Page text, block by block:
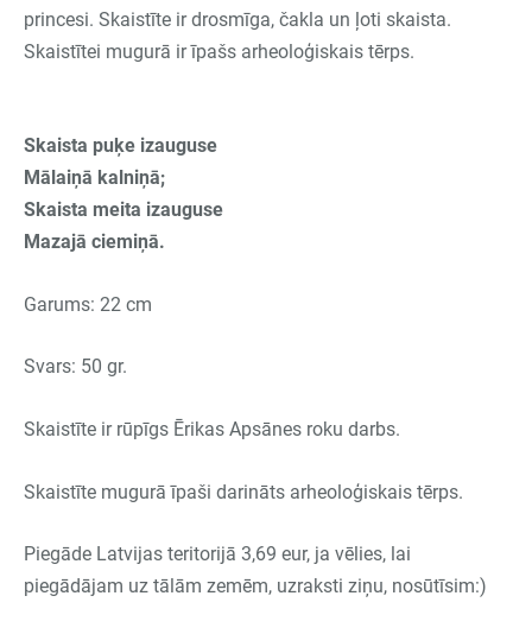
princesi. Skaistīte ir drosmīga, čakla un ļoti skaista.
Skaistītei mugurā ir īpašs arheoloģiskais tērps.
Skaista puķe izauguse
Mālaiņā kalniņā;
Skaista meita izauguse
Mazajā ciemiņā.
Garums: 22 cm
Svars: 50 gr.
Skaistīte ir rūpīgs Ērikas Apsānes roku darbs.
Skaistīte mugurā īpaši darināts arheoloģiskais tērps.
Piegāde Latvijas teritorijā 3,69 eur, ja vēlies, lai
piegādājam uz tālām zemēm, uzraksti ziņu, nosūtīsim:)